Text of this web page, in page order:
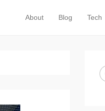
Primäres Menü
Zum Inhalt springen
About Blog Tech